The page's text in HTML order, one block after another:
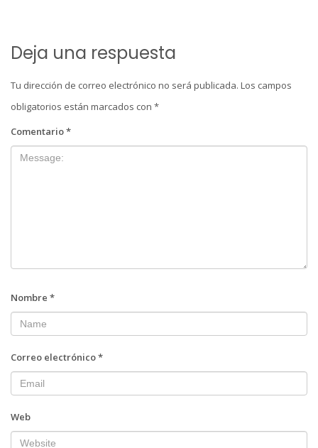
Deja una respuesta
Tu dirección de correo electrónico no será publicada. Los campos
obligatorios están marcados con *
Comentario*
Nombre *
Correo electrónico*
Web